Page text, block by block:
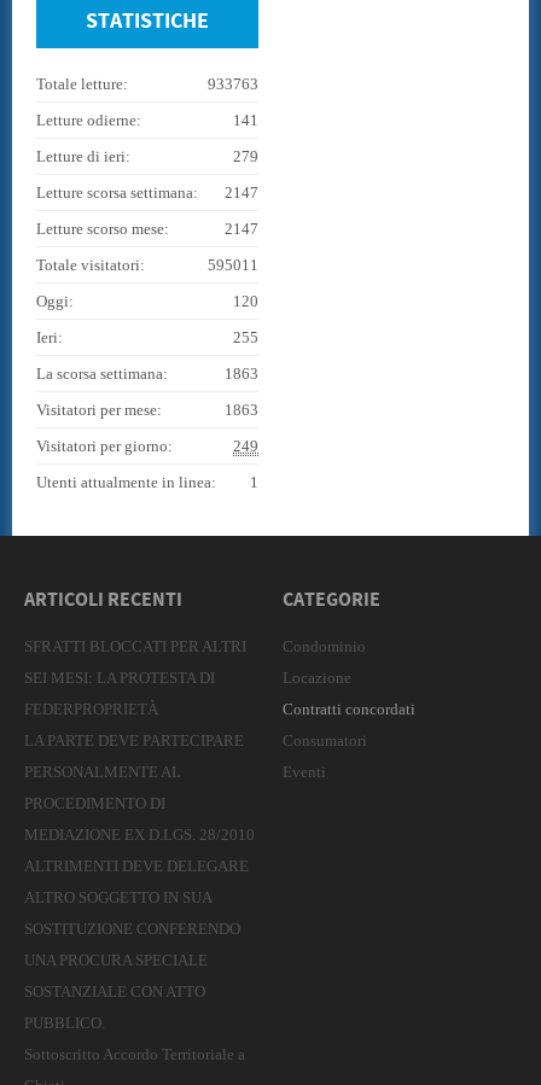
STATISTICHE
933763
Totale letture:
141
Letture odierne:
279
Letture di ieri:
2147
Letture scorsa settimana:
2147
Letture scorso mese:
595011
Totale visitatori:
120
Oggi:
255
Ieri:
1863
La scorsa settimana:
1863
Visitatori per mese:
249
Visitatori per giorno:
1
Utenti attualmente in linea:
ARTICOLI RECENTI
SFRATTI BLOCCATI PER ALTRI
SEI MESI: LA PROTESTA DI
FEDERPROPRIETÀ
LA PARTE DEVE PARTECIPARE
PERSONALMENTE AL
PROCEDIMENTO DI
MEDIAZIONE EX D.LGS. 28/2010
ALTRIMENTI DEVE DELEGARE
ALTRO SOGGETTO IN SUA
SOSTITUZIONE CONFERENDO
UNA PROCURA SPECIALE
SOSTANZIALE CON ATTO
PUBBLICO.
Sottoscritto Accordo Territoriale a
CATEGORIE
Condominio
Locazione
Contratti concordati
Consumatori
Eventi